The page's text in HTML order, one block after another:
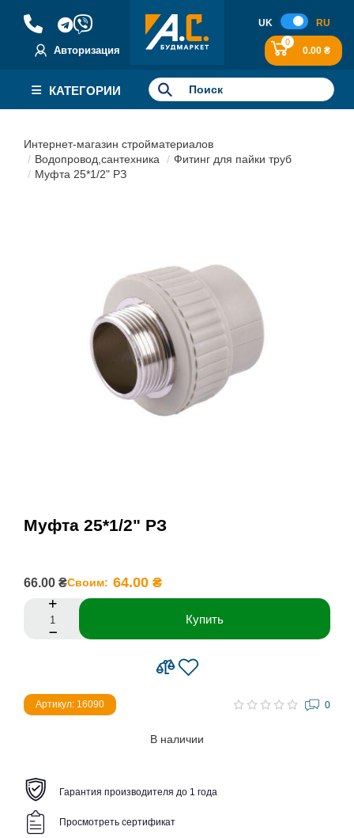
Авторизация
UK RU
0
0.00 ₴
КАТЕГОРИИ
Интернет-магазин стройматериалов
Водопровод,сантехника
Фитинг для пайки труб
Муфта 25*1/2" РЗ
Муфта 25*1/2" РЗ
66.00 ₴Своим: 64.00 ₴
Купить
Артикул: 16090 0
В наличии
Гарантия производителя до 1 года
Просмотреть сертификат